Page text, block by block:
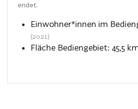
endet.
Einwohner*innen im
(2021)
Fläche Bediengebiet: 45,5